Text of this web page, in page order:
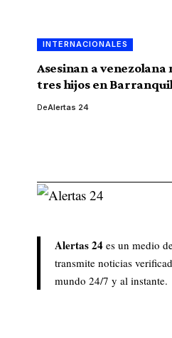
INTERNACIONALES
Asesinan a
tres hijos en
DeAlertas 24
Alertas 24 es un medio
transmite noticias
mundo 24/7 y al instante.